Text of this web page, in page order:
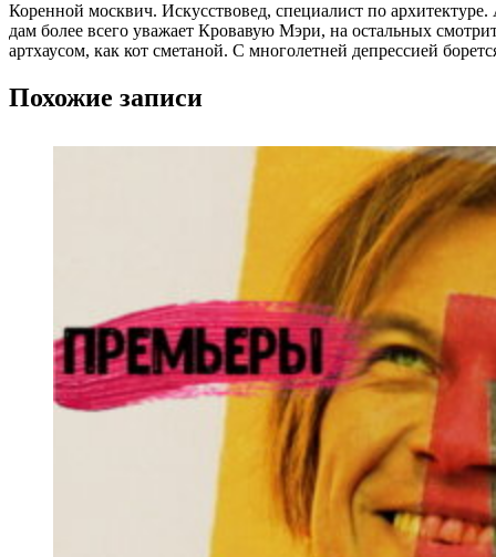
Коренной москвич. Искусствовед, специалист по
дам более всего уважает Кровавую Мэри, на остальных
артхаусом, как кот сметаной. С многолетней депрессией
Похожие записи